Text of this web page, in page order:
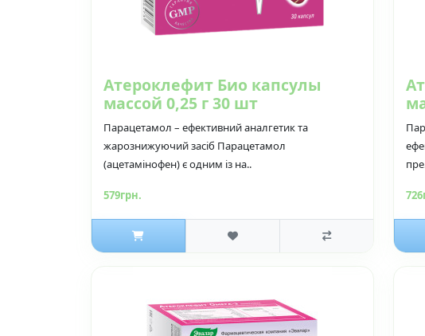
Атероклефит Био капсулы
массой 0,25 г 30 шт
Парацетамол – ефективний аналгетик та
жарознижуючий засіб Парацетамол
(ацетамінофен) є одним із на..
579грн.